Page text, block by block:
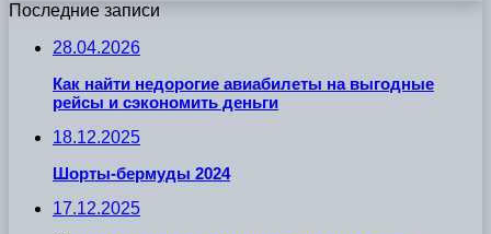
Последние записи
28.04.2026
Как найти недорогие авиабилеты на выгодные
рейсы и сэкономить деньги
18.12.2025
Шорты-бермуды 2024
17.12.2025